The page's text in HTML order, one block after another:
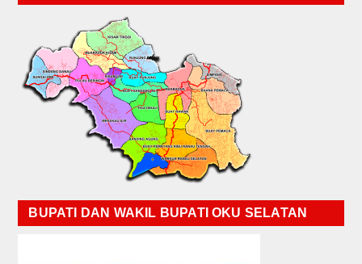
BUPATI DAN WAKIL BUPATI OKU SELATAN